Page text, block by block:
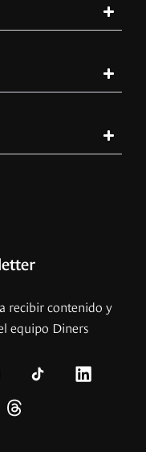
recibir contenido y
equipo Diners